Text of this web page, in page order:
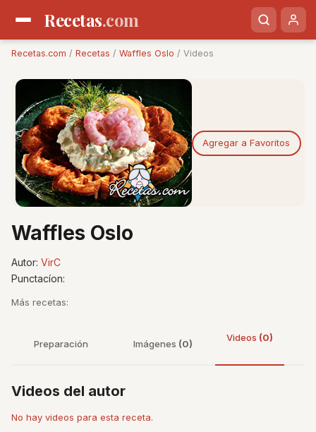
Recetas.com
Recetas.com / Recetas / Waffles Oslo / Videos
Agregar a Favoritos
Waffles Oslo
Autor: VirC
Punctacíon:
Más recetas:
Preparación Imágenes (0)
Videos (0)
Videos del autor
No hay videos para esta receta.